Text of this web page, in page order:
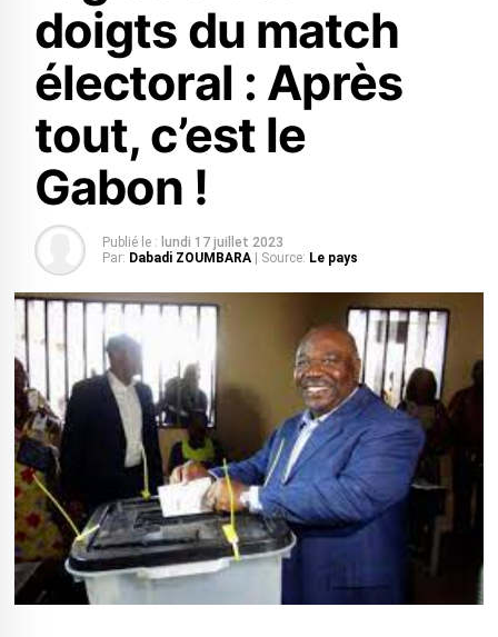
doigts du match
électoral : Après
tout, c’est le
Gabon !
Publié le : lundi 17 juillet 2023
Par: Dabadi ZOUMBARA | Source: Le pays